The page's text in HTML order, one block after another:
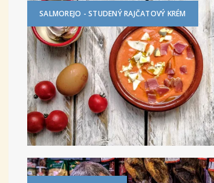
SALMOREJO - STUDENÝ RAJČATOVÝ KRÉM